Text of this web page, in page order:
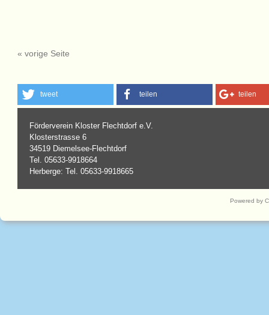
« vorige Seite
tweet teilen teilen
Förderverein Kloster Flechtdorf e.V.
Klosterstrasse 6
34519 Diemelsee-Flechtdorf
Tel. 05633-9918664
Herberge: Tel. 05633-9918665
Powered by